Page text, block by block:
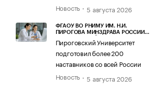
Новость
5 августа 2026
ФГАОУ ВО РНИМУ ИМ. Н.И.
ПИРОГОВА МИНЗДРАВА РОССИИ
Пироговский Университет
подготовил более 200
наставников со всей России
Новость
5 августа 2026